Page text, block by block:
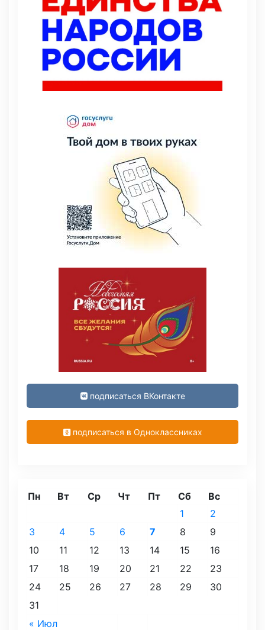
подписаться ВКонтакте
подписаться в Одноклассниках
Пн Вт Ср Чт Пт Сб Вс
« Июл
1
2
3
4 5 6 7 8
9
10
11 12 13 14 15
16
17
18 19 20 21 22
23
24
25 26 27 28 29
30
31